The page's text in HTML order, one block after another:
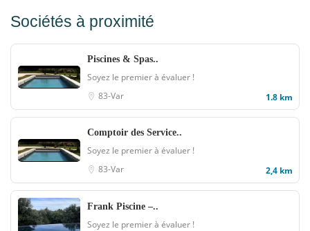
Sociétés à proximité
Piscines & Spas..
Soyez le premier à évaluer !
83-Var
1.8 km
Comptoir des Service..
Soyez le premier à évaluer !
83-Var
2,4 km
Frank Piscine –..
Soyez le premier à évaluer !